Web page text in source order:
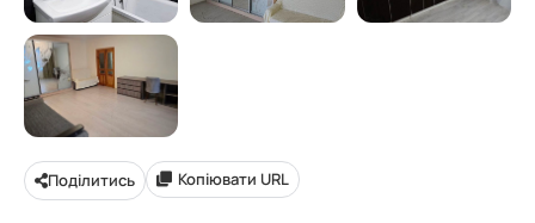
Поділитись Копіювати URL